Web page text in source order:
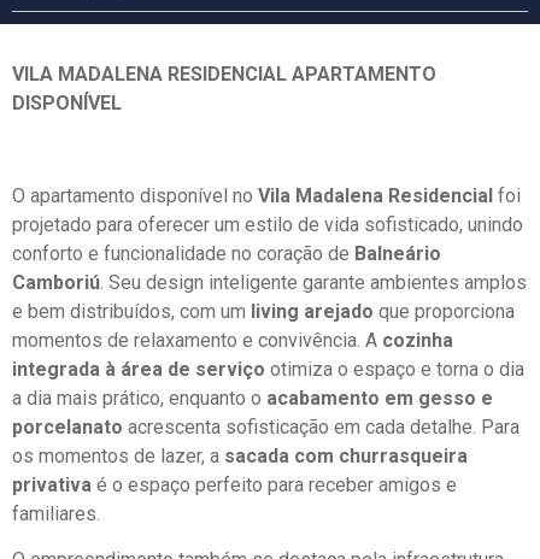
VILA MADALENA RESIDENCIAL APARTAMENTO
DISPONÍVEL
O apartamento disponível no Vila Madalena Residencial foi
projetado para oferecer um estilo de vida sofisticado, unindo
conforto e funcionalidade no coração de Balneário
Camboriú . Seu design inteligente garante ambientes amplos
e bem distribuídos, com um living arejado que proporciona
momentos de relaxamento e convivência. A cozinha
integrada à área de serviço otimiza o espaço e torna o dia
a dia mais prático, enquanto o acabamento em gesso e
porcelanato acrescenta sofisticação em cada detalhe. Para
os momentos de lazer, a sacada com churrasqueira
privativa é o espaço perfeito para receber amigos e
familiares.